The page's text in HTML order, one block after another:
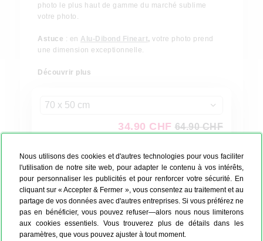
Nous utilisons des cookies et d'autres technologies pour vous faciliter
l'utilisation de notre site web, pour adapter le contenu à vos intérêts,
pour personnaliser les publicités et pour renforcer votre sécurité. En
cliquant sur « Accepter & Fermer », vous consentez au traitement et au
partage de vos données avec d'autres entreprises. Si vous préférez ne
pas en bénéficier, vous pouvez refuser—alors nous nous limiterons
aux cookies essentiels. Vous trouverez plus de détails dans les
paramètres, que vous pouvez ajuster à tout moment.
photo le plus haut de gamme du marché sublime
votre photo.
Astuce : en Alu-Dibond Fineart, votre photo prend
une dimension exceptionnelle.
Découvrir plus
70 x 50 cm
34.90 CHF 64.90 CHF
Créer maintenant
Production: 2 jours ouvrés
48h Express possible